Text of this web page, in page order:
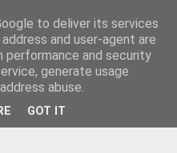
to deliver its services
and user-agent are
performance and security
generate usage
abuse.
GOT IT